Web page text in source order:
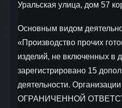
Уральская улица, дом 57
Основным видом
«Производство прочих
изделий, не включенных в
зарегистрировано 15
деятельности.
ОГРАНИЧЕННОЙ